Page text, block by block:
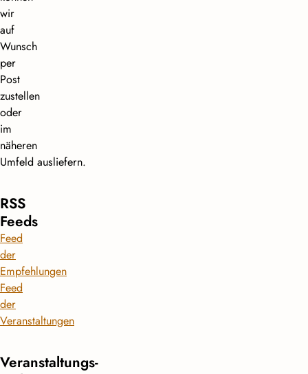
wir
auf
Wunsch
per
Post
zustellen
oder
im
näheren
Umfeld ausliefern.
RSS
Feeds
Feed
der
Empfehlungen
Feed
der
Veranstaltungen
Veranstaltungs­